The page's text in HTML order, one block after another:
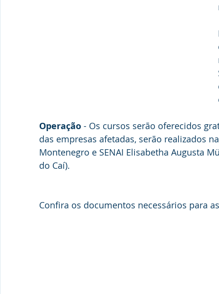
Operação - Os cursos serão oferecidos
das empresas afetadas, serão realizados
Montenegro e SENAI Elisabetha Augusta
do Caí).
Confira os documentos necessários para